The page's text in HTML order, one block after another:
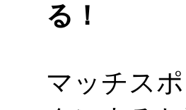
る！
マッチス